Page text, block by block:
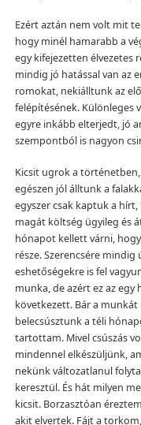
Ezért aztán nem volt mit
hogy minél hamarabb a
egy kifejezetten élvezetes
mindig jó hatással van az
romokat, nekiálltunk az
felépítésének. Különleges
egyre inkább elterjedt, jó
szempontból is nagyon
Kicsit ugrok a
egészen jól álltunk a
egyszer csak kaptuk a
magát költség ügyileg és
hónapot kellett várni,
része. Szerencsére
eshetőségekre is fel
munka, de azért ez az
következett. Bár a
belecsúsztunk a téli
tartottam. Mivel csúszás
mindennel elkészüljünk,
nekünk változatlanul
keresztül. És hát milyen
kicsit. Borzasztóan
akit elvertek. Fájt a